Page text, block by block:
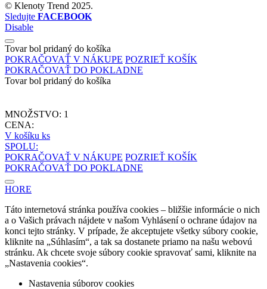
© Klenoty Trend 2025.
Sledujte FACEBOOK
Disable
Tovar bol pridaný do košíka
POKRAČOVAŤ V NÁKUPE POZRIEŤ KOŠÍK
POKRAČOVAŤ DO POKLADNE
Tovar bol pridaný do košíka
MNOŽSTVO: 1
CENA:
V košíku ks
SPOLU:
POKRAČOVAŤ V NÁKUPE POZRIEŤ KOŠÍK
POKRAČOVAŤ DO POKLADNE
HORE
Táto internetová stránka používa cookies – bližšie informácie o nich
a o Vašich právach nájdete v našom Vyhlásení o ochrane údajov na
konci tejto stránky. V prípade, že akceptujete všetky súbory cookie,
kliknite na „Súhlasím“, a tak sa dostanete priamo na našu webovú
stránku. Ak chcete svoje súbory cookie spravovať sami, kliknite na
„Nastavenia cookies“.
Nastavenia súborov cookies